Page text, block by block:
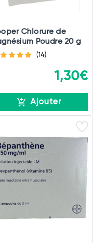
Chlorure de
Poudre 20 g
(14)
1,30€
Ajouter